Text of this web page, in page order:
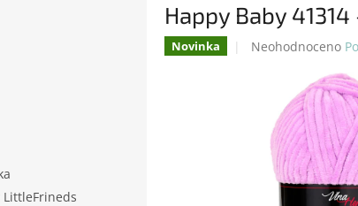
LittleFrineds
Happy Baby
Novinka
Průměrné
hvězdiček.
Neohodnoceno